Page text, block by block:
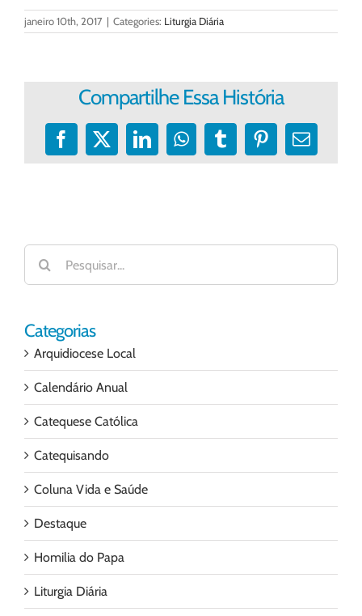
janeiro 10th, 2017 | Categories: Liturgia Diária
Compartilhe Essa História
Facebook
X LinkedInWhatsApp
TumblrPinterest
E-
Buscar
resultados
para:
Categorias
Arquidiocese Local
Calendário Anual
Catequese Católica
Catequisando
Coluna Vida e Saúde
Destaque
Homilia do Papa
Liturgia Diária